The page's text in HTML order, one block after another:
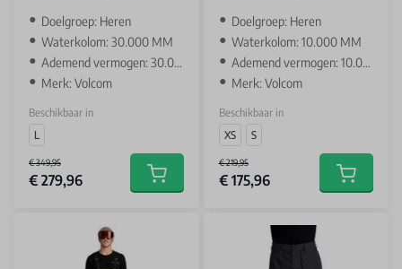
Doelgroep: Heren
Waterkolom: 30.000 MM
Ademend vermogen: 30.000 GR
Merk: Volcom
Beschikbaar in
L
€ 349,95
€ 279,96 Add to cart
Doelgroep: Heren
Waterkolom: 10.000 MM
Ademend vermogen: 10.000 GR
Merk: Volcom
Beschikbaar in
XS
S
€ 219,95
€ 175,96 Add to